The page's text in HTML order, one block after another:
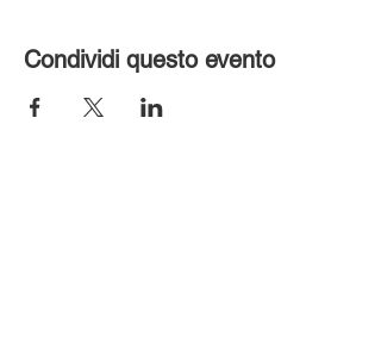
Condividi questo evento